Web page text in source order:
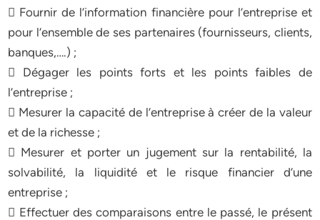
 Fournir de l’information financière pour l’entreprise et
pour l’ensemble de ses partenaires (fournisseurs, clients,
banques,….) ;
 Dégager les points forts et les points faibles de
l’entreprise ;
 Mesurer la capacité de l’entreprise à créer de la valeur
et de la richesse ;
 Mesurer et porter un jugement sur la rentabilité, la
solvabilité, la liquidité et le risque financier d’une
entreprise ;
 Effectuer des comparaisons entre le passé, le présent